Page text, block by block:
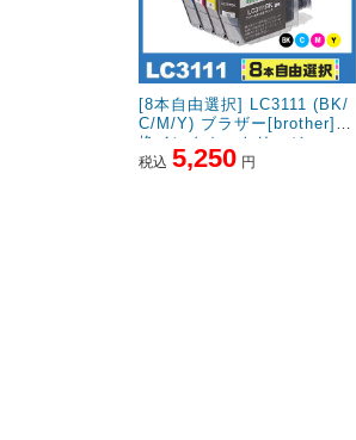
[8本自由選択] LC3111 (BK/
C/M/Y) ブラザー[brother]互
換インクカートリッジ
税込 5,250 円